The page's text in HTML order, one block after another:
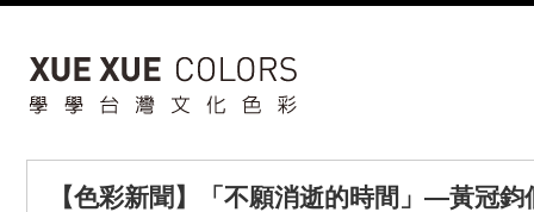
【色彩新聞】「不願消逝的時間」—黃冠